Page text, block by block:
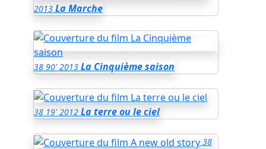
2013 La Marche
38 90' 2013 La Cinquième saison
38 19' 2012 La terre ou le ciel
38